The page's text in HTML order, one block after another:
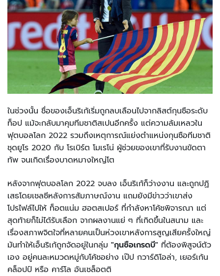
ในช่วงนั้น ชื่อของเอ็นริเก้เริ่มถูกลบเลือนไปจากลิสต์กุนซือระดับ
ท็อป แม้จะกลับมาคุมทีมชาติสเปนอีกครั้ง แต่ความล้มเหลวใน
ฟุตบอลโลก 2022 รวมถึงเหตุการณ์แย่งตำแหน่งกุนซือทีมชาติ
ชุดยูโร 2020 กับ โรเบิร์ต โมเรโน่ ผู้ช่วยของเขาที่รับงานขัดตา
ทัพ จนเกิดเรื่องบาดหมางใหญ่โต
หลังจากฟุตบอลโลก 2022 จบลง เอ็นริเก้ก็ว่างงาน และถูกปฏิ
เสธโดยเชลซีหลังการสัมภาษณ์งาน แถมยังมีข่าวว่าเขาส่ง
โปรไฟล์ไปให้ ท็อตแน่ม ฮอตสเปอร์ ที่กำลังหาโค้ชพิจารณา แต่
สุดท้ายก็ไม่ได้รับเลือก จากผลงานแย่ ๆ ที่เกิดขึ้นในสนาม และ
เรื่องสภาพจิตใจที่หลายคนเป็นห่วงเขาหลังการสูญเสียครั้งใหญ่
มันทำให้เอ็นริเก้ถูกจัดอยู่ในกลุ่ม "กุนซือเกรดบี" ที่ต้องพิสูจน์ตัว
เอง อยู่คนละหมวดหมู่กับโค้ชอย่าง เป๊ป กวาร์ดิโอล่า, เยอร์เก้น
คล็อปป์ หรือ คาร์โล อันเชล็อตติ